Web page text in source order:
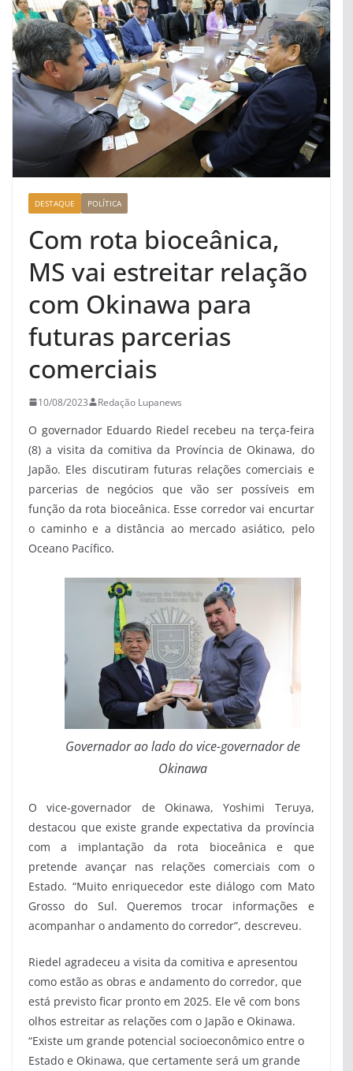
DESTAQUE POLÍTICA
Com rota bioceânica,
MS vai estreitar relação
com Okinawa para
futuras parcerias
comerciais
10/08/2023 Redação Lupanews
O governador Eduardo Riedel recebeu na terça-feira
(8) a visita da comitiva da Província de Okinawa, do
Japão. Eles discutiram futuras relações comerciais e
parcerias de negócios que vão ser possíveis em
função da rota bioceânica. Esse corredor vai encurtar
o caminho e a distância ao mercado asiático, pelo
Oceano Pacífico.
Governador ao lado do vice-governador de
Okinawa
O vice-governador de Okinawa, Yoshimi Teruya,
destacou que existe grande expectativa da província
com a implantação da rota bioceânica e que
pretende avançar nas relações comerciais com o
Estado. “Muito enriquecedor este diálogo com Mato
Grosso do Sul. Queremos trocar informações e
acompanhar o andamento do corredor”, descreveu.
Riedel agradeceu a visita da comitiva e apresentou
como estão as obras e andamento do corredor, que
está previsto ficar pronto em 2025. Ele vê com bons
olhos estreitar as relações com o Japão e Okinawa.
“Existe um grande potencial socioeconômico entre o
Estado e Okinawa, que certamente será um grande